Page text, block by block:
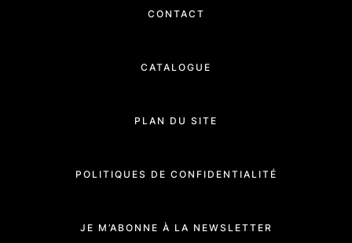
CONTACT
CATALOGUE
PLAN DU SITE
POLITIQUES DE CONFIDENTIALITÉ
JE M’ABONNE À LA NEWSLETTER